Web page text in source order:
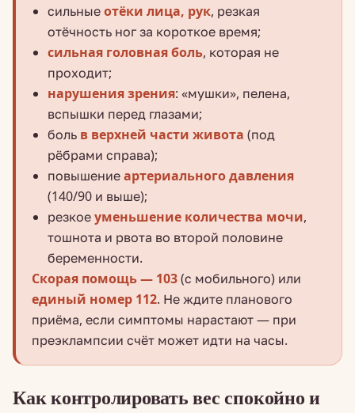
сильныеотёки лица, рук, резкая
отёчность ног за короткое время;
сильная головная боль, которая не
проходит;
нарушения зрения: «мушки», пелена,
вспышки перед глазами;
боль в верхней части живота (под
рёбрами справа);
повышениеартериального давления
(140/90 и выше);
резкоеуменьшение количества мочи,
тошнота и рвота во второй половине
беременности.
Скорая помощь — 103(с мобильного) или
единый номер 112. Не ждите планового
приёма, если симптомы нарастают — при
преэклампсии счёт может идти на часы.
Как контролировать вес спокойно и